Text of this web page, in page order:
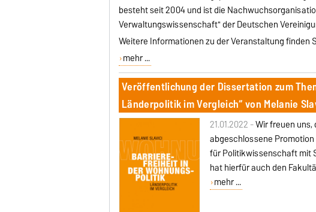
besteht seit 2004 und ist die
Verwaltungswissenschaft" der Deutschen
Weitere Informationen zu der Veranstaltung finden
mehr ...
Veröffentlichung der Dissertation zum
Länderpolitik im Vergleich“ von Melanie
21.01.2022 -Wir freuen uns,
abgeschlossene Promotion
für Politikwissenschaft mit
hat hierfür auch den
mehr ...